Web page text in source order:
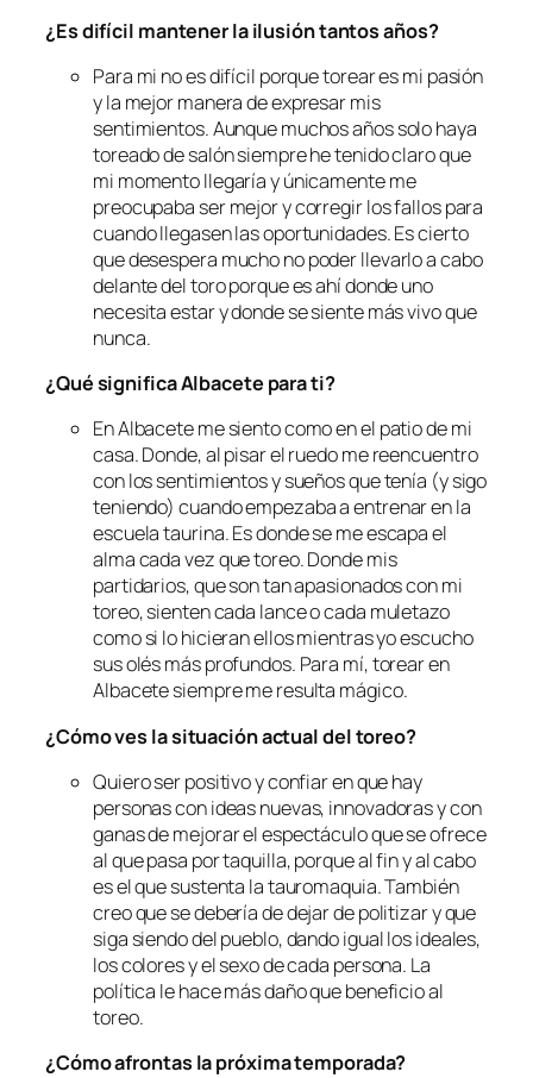
¿Es difícil mantener la ilusión tantos años?
Para mi no es difícil porque torear es mi pasión
y la mejor manera de expresar mis
sentimientos. Aunque muchos años solo haya
toreado de salón siempre he tenido claro que
mi momento llegaría y únicamente me
preocupaba ser mejor y corregir los fallos para
cuando llegasen las oportunidades. Es cierto
que desespera mucho no poder llevarlo a cabo
delante del toro porque es ahí donde uno
necesita estar y donde se siente más vivo que
nunca.
¿Qué significa Albacete para ti?
En Albacete me siento como en el patio de mi
casa. Donde, al pisar el ruedo me reencuentro
con los sentimientos y sueños que tenía (y sigo
teniendo) cuando empezaba a entrenar en la
escuela taurina. Es donde se me escapa el
alma cada vez que toreo. Donde mis
partidarios, que son tan apasionados con mi
toreo, sienten cada lance o cada muletazo
como si lo hicieran ellos mientras yo escucho
sus olés más profundos. Para mí, torear en
Albacete siempre me resulta mágico.
¿Cómo ves la situación actual del toreo?
Quiero ser positivo y confiar en que hay
personas con ideas nuevas, innovadoras y con
ganas de mejorar el espectáculo que se ofrece
al que pasa por taquilla, porque al fin y al cabo
es el que sustenta la tauromaquia. También
creo que se debería de dejar de politizar y que
siga siendo del pueblo, dando igual los ideales,
los colores y el sexo de cada persona. La
política le hace más daño que beneficio al
toreo.
¿Cómo afrontas la próxima temporada?